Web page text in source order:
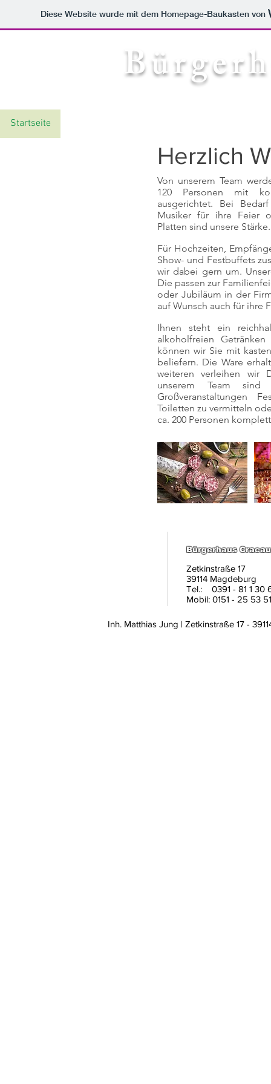
Diese Website wurde mit dem Homepage-Baukasten von
Startseite
Herzlich
Von unserem Team
120 Personen mit
ausgerichtet. Bei
Musiker für ihre Feier
Platten sind unsere Stärke.
Für Hochzeiten,
Show- und Festbuffets
wir dabei gern um.
Die passen zur
oder Jubiläum in der
auf Wunsch auch für ihre
Ihnen steht ein
alkoholfreien
können wir Sie mit
beliefern. Die Ware
weiteren verleihen wir
unserem Team
Großveranstaltungen
Toiletten zu vermitteln
ca. 200 Personen
Bürgerhaus Cracau
Zetkinstraße 17
39114 Magdeburg
Tel.: 0391 - 81 1 30
Mobil: 0151 - 25 53
Inh. Matthias Jung | Zetkinstraße 17 -